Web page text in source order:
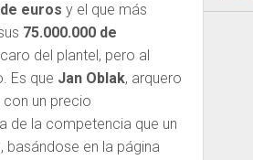
euros y el que más
75.000.000 de
del plantel, pero al
Es que Jan Oblak, arquero
un precio
de la competencia que un
, basándose en la página